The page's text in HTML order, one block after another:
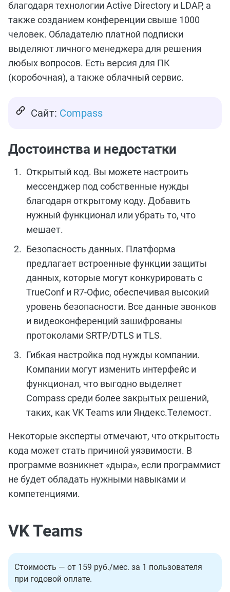
благодаря технологии Active Directory и LDAP, а
также созданием конференции свыше 1000
человек. Обладателю платной подписки
выделяют личного менеджера для решения
любых вопросов. Есть версия для ПК
(коробочная), а также облачный сервис.
Сайт: Compass
Достоинства и недостатки
Открытый код. Вы можете настроить
мессенджер под собственные нужды
благодаря открытому коду. Добавить
нужный функционал или убрать то, что
мешает.
Безопасность данных. Платформа
предлагает встроенные функции защиты
данных, которые могут конкурировать с
TrueConf и R7-Офис, обеспечивая высокий
уровень безопасности. Все данные звонков
и видеоконференций зашифрованы
протоколами SRTP/DTLS и TLS.
Гибкая настройка под нужды компании.
Компании могут изменить интерфейс и
функционал, что выгодно выделяет
Compass среди более закрытых решений,
таких, как VK Teams или Яндекс.Телемост.
Некоторые эксперты отмечают, что открытость
кода может стать причиной уязвимости. В
программе возникнет «дыра», если программист
не будет обладать нужными навыками и
компетенциями.
VK Teams
Стоимость — от 159 руб./мес. за 1 пользователя
при годовой оплате.